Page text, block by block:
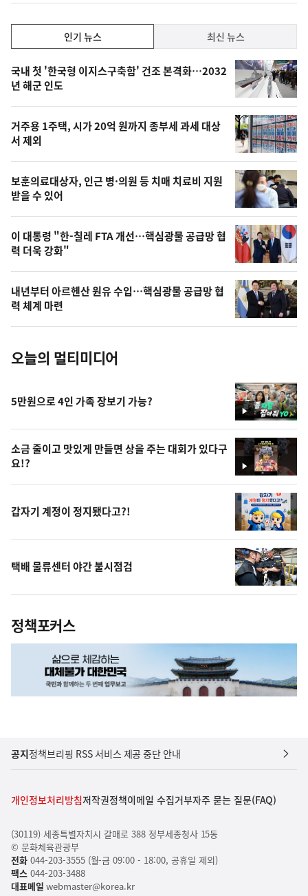
하
락
기,
최
신,
오
늘
의
영
상
오
늘
의
사
진
인기 뉴스 최신 뉴스
인
기
뉴
스
국내 첫 '한국형 이지스구축함' 건조 본격화…2032
년 해군 인도
거주용 1주택, 시가 20억 원까지 종부세 과세 대상
서 제외
보훈의료대상자, 인근 병·의원 등 치매 치료비 지원
받을 수 있어
이 대통령 "한-칠레 FTA 개선…핵심광물 공급망 협
력 더욱 강화"
내년부터 아르헨산 원유 수입…핵심광물 공급망 협
력 체계 마련
오늘의 멀티미디어
영
상
5만원으로 4인 가족 장보기 가능?
영
상
소금 줄이고 맛있게 만들면 상을 주는 대회가 있다구
요!?
갑자기 계정이 정지됐다고?!
택배 물류센터 야간 불시점검
정책포커스
공지정책브리핑 RSS 서비스 제공 중단 안내
개인정보처리방침저작권정책이메일 수집거부자주 묻는 질문(FAQ)
(30119) 세종특별자치시 갈매로 388 정부세종청사 15동
© 문화체육관광부
전화044-203-3555 (월-금 09:00 - 18:00, 공휴일 제외)
팩스044-203-3488
대표메일 webmaster@korea.kr